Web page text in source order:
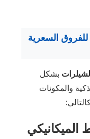
للفروق السعرية
بشكل
والمكونات